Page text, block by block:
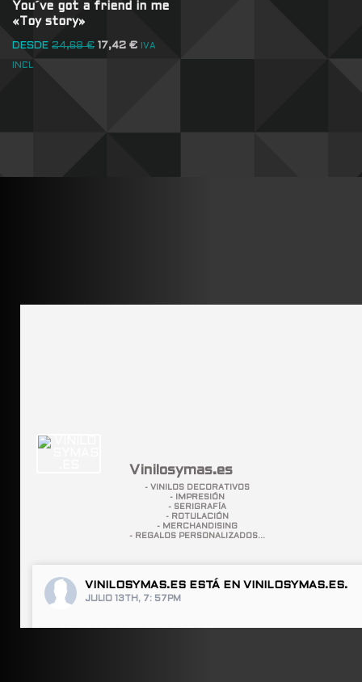
You´ve got a friend in me
«Toy story»
DESDE 24,68€ 17,42 € IVA
INCL
Vinilosymas.es
- VINILOS DECORATIVOS
- IMPRESIÓN
- SERIGRAFÍA
- ROTULACIÓN
- MERCHANDISING
- REGALOS PERSONALIZADOS...
VINILOSYMAS.ES ESTÁ EN VINILOSYMAS.ES.
JULIO 13TH, 7: 57PM